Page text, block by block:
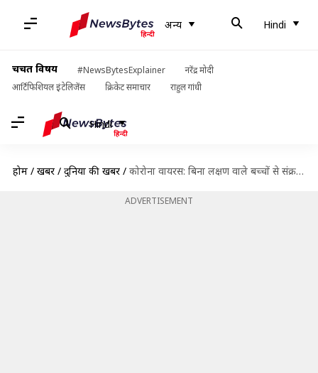
अन्य Hindi
चर्चित विषय #NewsBytesExplainer
नरेंद्र मोदी
आर्टिफिशियल इंटेलिजेंस
क्रिकेट समाचार राहुल गांधी
Hindi
होम / खबरें / दुनिया की खबरें / कोरोना वायरस: बिना लक्षण वाले बच्चों से संक्रमण फैलने का ज्यादा खतरा, अध्ययन में हुआ खुलासा
ADVERTISEMENT